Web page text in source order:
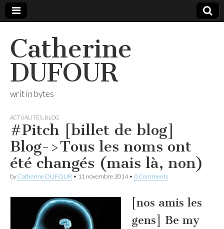
Catherine
DUFOUR
writ in bytes
ACTUALITÉS BLOG
#Pitch [billet de blog]
Blog->Tous les noms ont
été changés (mais là, non)
by Catherine DUFOUR • 11 novembre 2014• 0 Comments
[nos amis les
gens] Be my